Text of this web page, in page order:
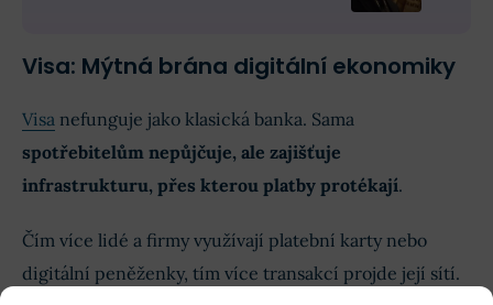
Visa: Mýtná brána digitální ekonomiky
Visa nefunguje jako klasická banka. Sama
spotřebitelům nepůjčuje, ale zajišťuje
infrastrukturu, přes kterou platby protékají.
Čím více lidé a firmy využívají platební karty nebo
digitální peněženky, tím více transakcí projde její sítí.